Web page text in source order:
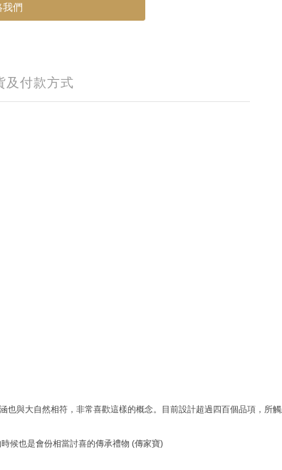
我們
及付款方式
與大自然相符，非常喜歡這樣的概念。目前設計超過四百個品項，所
候也是會份相當討喜的傳承禮物 (傳家寶)